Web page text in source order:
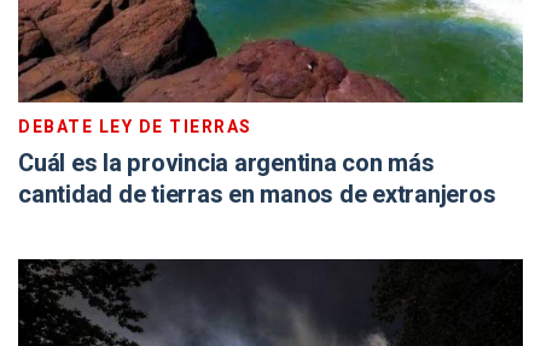
DEBATE LEY DE TIERRAS
Cuál es la provincia argentina con más
cantidad de tierras en manos de extranjeros